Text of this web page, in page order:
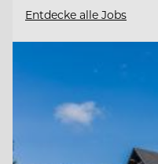
Entdecke alle Jobs